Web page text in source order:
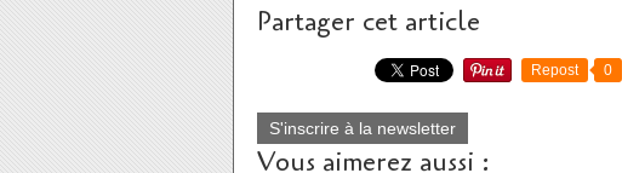
Partager cet article
Repost 0
S'inscrire à la newsletter
Vous aimerez aussi :